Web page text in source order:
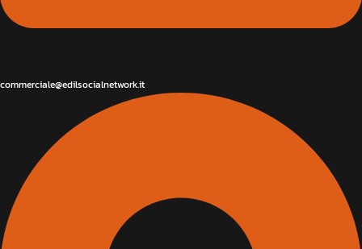
commerciale@edilsocialnetwork.it